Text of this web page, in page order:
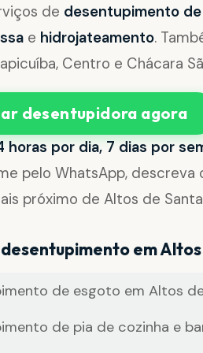
de desentupimento de
e hidrojateamento.
Centro e Chácara
desentupidora agora
horas por dia, 7 dias por
pelo WhatsApp,
próximo de Altos de
em
de esgoto em Altos
de pia de cozinha e